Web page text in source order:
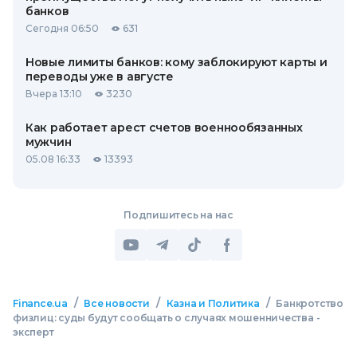
банков
Сегодня 06:50 631
Новые лимиты банков: кому заблокируют карты и
переводы уже в августе
Вчера 13:10 3230
Как работает арест счетов военнообязанных
мужчин
05.08 16:33 13393
Подпишитесь на нас
Finance.ua / Все новости / Казна и Политика / Банкротство
физлиц: суды будут сообщать о случаях мошенничества -
эксперт